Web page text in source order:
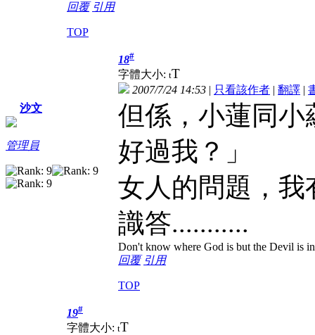
回覆 引用
TOP
沙文
管理員
18#
字體大小: tT
2007/7/24 14:53 | 只看該作者 | 翻譯 |
但係，小蓮同
好過我？」
女人的問題，
識答...........
Don't know where God is but the Devil is
回覆 引用
TOP
19#
字體大小: tT